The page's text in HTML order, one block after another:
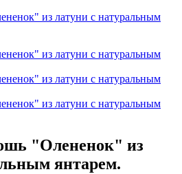
"Олененок" из
янтарем.